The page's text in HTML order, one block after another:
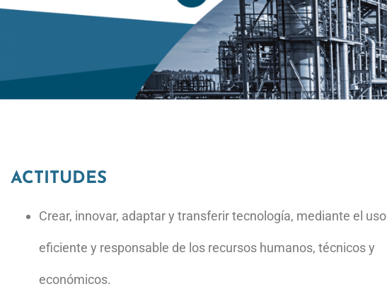
ACTITUDES
Crear, innovar, adaptar y transferir tecnología, mediante el uso
eficiente y responsable de los recursos humanos, técnicos y
económicos.